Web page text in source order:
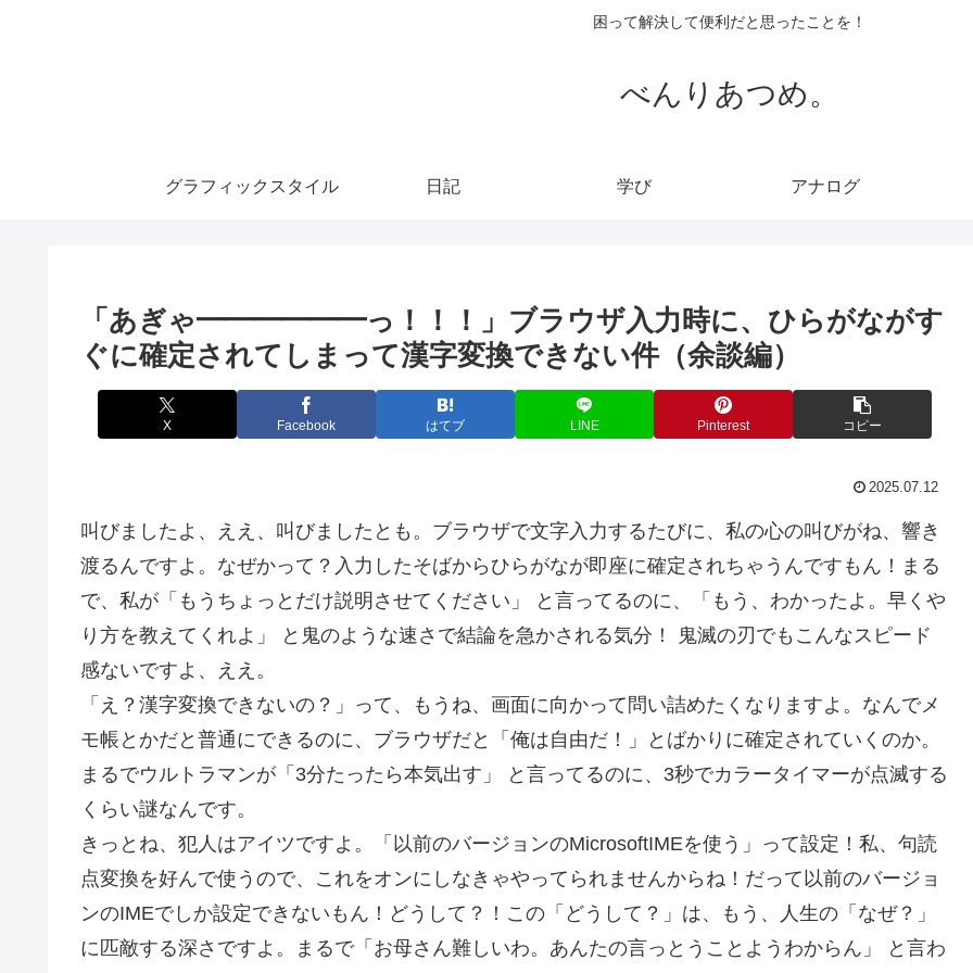
困って解決して便利だと思ったことを！
べんりあつめ。
グラフィックスタイル 日記 学び アナログ
「あぎゃ━━━━━━っ！！！」ブラウザ入力時に、ひらがながす
ぐに確定されてしまって漢字変換できない件（余談編）
X Facebook はてブ LINE Pinterest コピー
2025.07.12
叫びましたよ、ええ、叫びましたとも。ブラウザで文字入力するたびに、私の心の叫びがね、響き
渡るんですよ。なぜかって？入力したそばからひらがなが即座に確定されちゃうんですもん！まる
で、私が「もうちょっとだけ説明させてください」 と言ってるのに、「もう、わかったよ。早くや
り方を教えてくれよ」 と鬼のような速さで結論を急かされる気分！ 鬼滅の刃でもこんなスピード
感ないですよ、ええ。
「え？漢字変換できないの？」って、もうね、画面に向かって問い詰めたくなりますよ。なんでメ
モ帳とかだと普通にできるのに、ブラウザだと「俺は自由だ！」とばかりに確定されていくのか。
まるでウルトラマンが「3分たったら本気出す」 と言ってるのに、3秒でカラータイマーが点滅する
くらい謎なんです。
きっとね、犯人はアイツですよ。「以前のバージョンのMicrosoftIMEを使う」って設定！私、句読
点変換を好んで使うので、これをオンにしなきゃやってられませんからね！だって以前のバージョ
ンのIMEでしか設定できないもん！どうして？！この「どうして？」は、もう、人生の「なぜ？」
に匹敵する深さですよ。まるで「お母さん難しいわ。あんたの言っとうことようわからん」 と言わ